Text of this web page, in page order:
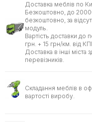
Доставка меблів по
Безкоштовно, до
безкоштовно, за
модуль.
Вартість доставки до
грн. + 15 грн/км. від
Доставка в інші міста
перевізників.
Складання меблів в
вартості виробу.